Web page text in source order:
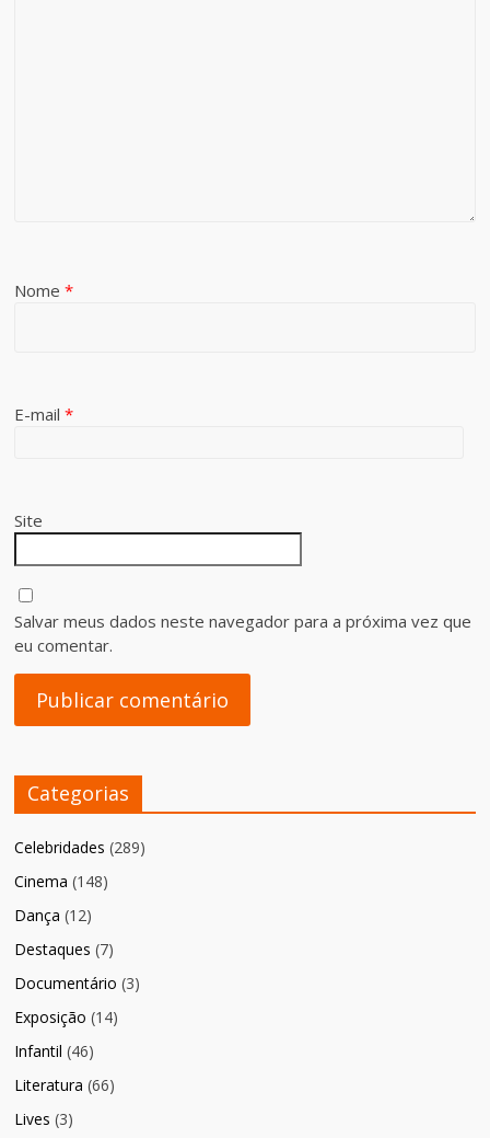
Nome*
E-mail*
Site
Salvar meus dados neste navegador para a próxima vez que
eu comentar.
Categorias
Celebridades (289)
Cinema (148)
Dança (12)
Destaques (7)
Documentário (3)
Exposição (14)
Infantil (46)
Literatura (66)
Lives (3)